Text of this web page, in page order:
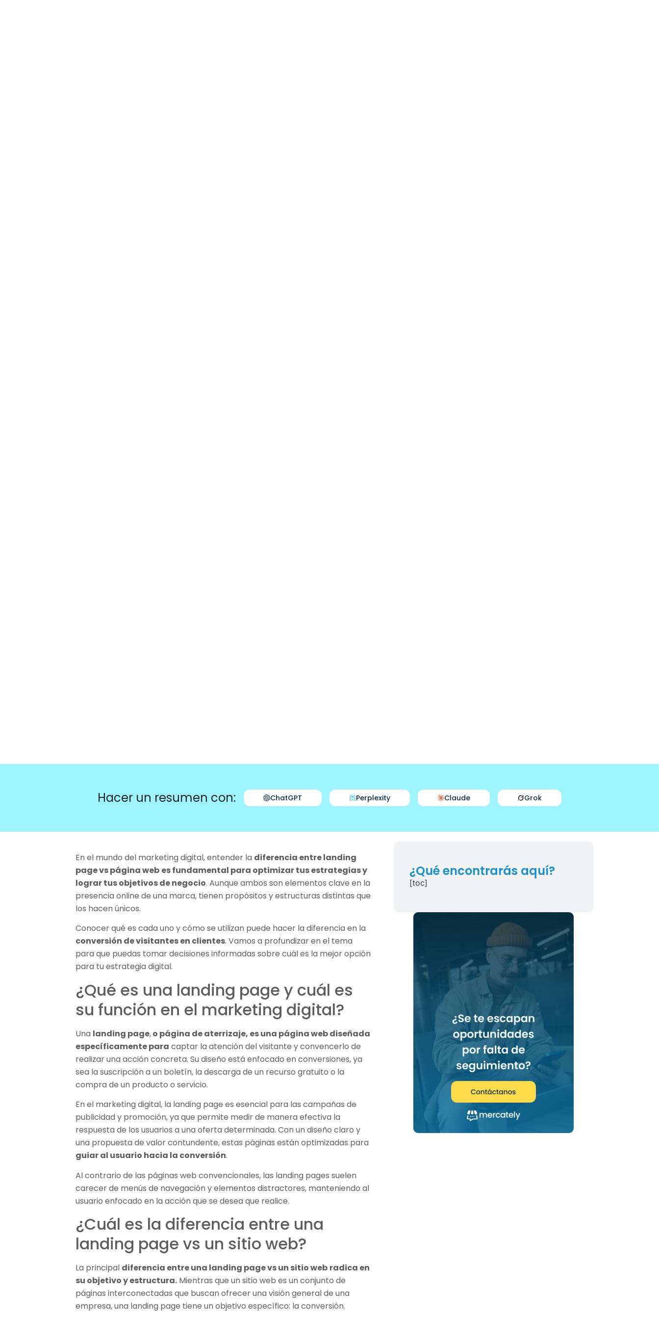
Hacer un resumen con: ChatGPT Perplexity Claude Grok
En el mundo del marketing digital, entender la diferencia entre landing
page vs página web es fundamental para optimizar tus estrategias y
lograr tus objetivos de negocio. Aunque ambos son elementos clave en la
presencia online de una marca, tienen propósitos y estructuras distintas que
los hacen únicos.
Conocer qué es cada uno y cómo se utilizan puede hacer la diferencia en la
conversión de visitantes en clientes. Vamos a profundizar en el tema
para que puedas tomar decisiones informadas sobre cuál es la mejor opción
para tu estrategia digital.
¿Qué es una landing page y cuál es
su función en el marketing digital?
Una landing page,o página de aterrizaje, es una página web diseñada
específicamente para captar la atención del visitante y convencerlo de
realizar una acción concreta. Su diseño está enfocado en conversiones, ya
sea la suscripción a un boletín, la descarga de un recurso gratuito o la
compra de un producto o servicio.
En el marketing digital, la landing page es esencial para las campañas de
publicidad y promoción, ya que permite medir de manera efectiva la
respuesta de los usuarios a una oferta determinada. Con un diseño claro y
una propuesta de valor contundente, estas páginas están optimizadas para
guiar al usuario hacia la conversión.
Al contrario de las páginas web convencionales, las landing pages suelen
carecer de menús de navegación y elementos distractores, manteniendo al
usuario enfocado en la acción que se desea que realice.
¿Cuál es la diferencia entre una
landing page vs un sitio web?
La principal diferencia entre una landing page vs un sitio web radica en
su objetivo y estructura. Mientras que un sitio web es un conjunto de
páginas interconectadas que buscan ofrecer una visión general de una
empresa, una landing page tiene un objetivo específico: la conversión.
¿Qué encontrarás aquí?
[toc]